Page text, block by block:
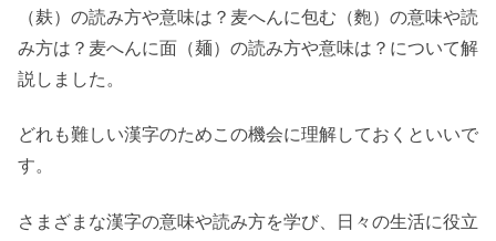
（麸）の読み方や意味は？麦へんに包む（麭）の意味や読
み方は？麦へんに面（麺）の読み方や意味は？について解
説しました。
どれも難しい漢字のためこの機会に理解しておくといいで
す。
さまざまな漢字の意味や読み方を学び、日々の生活に役立